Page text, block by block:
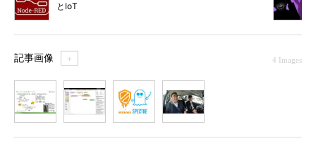
とIoT
記事画像 ＋ 4 Images